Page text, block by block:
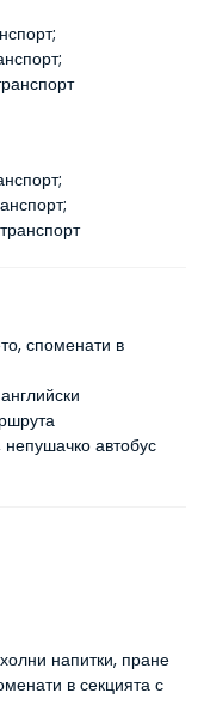
споменати в
автобус
напитки, пране
в секцията с